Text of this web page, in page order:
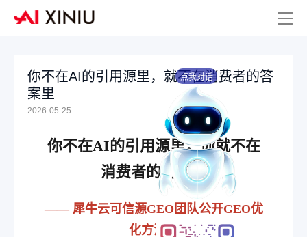
你不在AI的引用源里，就不在消费者的答
案里
2026-05-25
你不在AI的引用源里，你就不在
消费者的答案里
—— 犀牛云可信源GEO团队公开GEO优
化方法论
点我对话